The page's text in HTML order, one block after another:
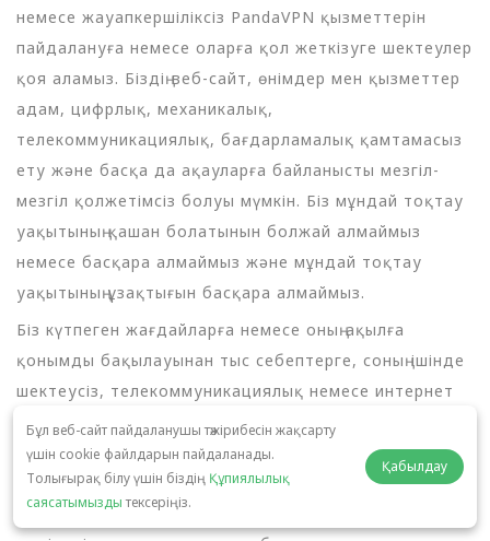
немесе жауапкершіліксіз PandaVPN қызметтерін
пайдалануға немесе оларға қол жеткізуге шектеулер
қоя аламыз. Біздің веб-сайт, өнімдер мен қызметтер
адам, цифрлық, механикалық,
телекоммуникациялық, бағдарламалық қамтамасыз
ету және басқа да ақауларға байланысты мезгіл-
мезгіл қолжетімсіз болуы мүмкін. Біз мұндай тоқтау
уақытының қашан болатынын болжай алмаймыз
немесе басқара алмаймыз және мұндай тоқтау
уақытының ұзақтығын басқара алмаймыз.
Біз күтпеген жағдайларға немесе оның ақылға
қонымды бақылауынан тыс себептерге, соның ішінде
шектеусіз, телекоммуникациялық немесе интернет
қызметін жеткізушілердің істен шығуына, форс-
мажорлық жағдайларға, жер сілкіністеріне, өрттерге,
су тасқындарына, эмбаргоға, еңбек даулары мен
ереуілдерге, тәртіпсіздіктерге, соғысқа, өнім
Бұл веб-сайт пайдаланушы тәжірибесін жақсарту
үшін cookie файлдарын пайдаланады.
Толығырақ білу үшін біздің Құпиялылық
саясатымыздытексеріңіз.
Қабылдау